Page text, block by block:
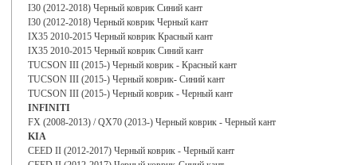
I30 (2012-2018) Черный коврик Синий кант
I30 (2012-2018) Черный коврик Черный кант
IX35 2010-2015 Черный коврик Красный кант
IX35 2010-2015 Черный коврик Синий кант
TUCSON III (2015-) Черный коврик - Красный кант
TUCSON III (2015-) Черный коврик- Синий кант
TUCSON III (2015-) Черный коврик - Черный кант
INFINITI
FX (2008-2013) / QX70 (2013-) Черный коврик - Черный кант
KIA
CEED II (2012-2017) Черный коврик - Черный кант